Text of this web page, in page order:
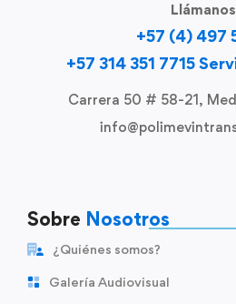
Llámanos
+57 (4) 497
+57 314 351 7715
Carrera 50 # 58-21,
Sobre Nosotros
¿Quiénes somos?
Galería Audiovisual